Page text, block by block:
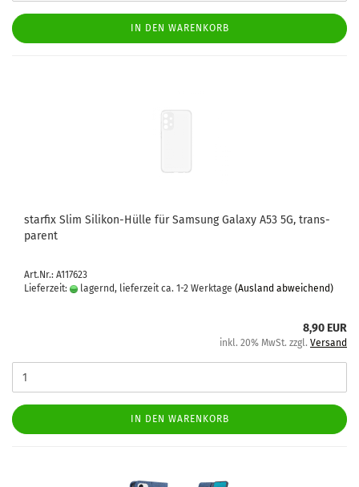
IN DEN WARENKORB
star­fix Slim Silikon-​​Hülle für Sam­sung Ga­la­xy A53 5G, trans­
pa­rent
Art.Nr.: A117623
Lieferzeit:
lagernd, lieferzeit ca. 1-2 Werktage (Ausland abweichend)
8,90 EUR
inkl. 20% MwSt. zzgl. Versand
IN DEN WARENKORB